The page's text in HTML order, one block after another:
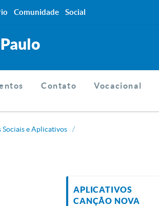
Contato Vocacional
Sociais e Aplicativos
APLICATIVOS
CANÇÃO NOVA
Comunidade Social